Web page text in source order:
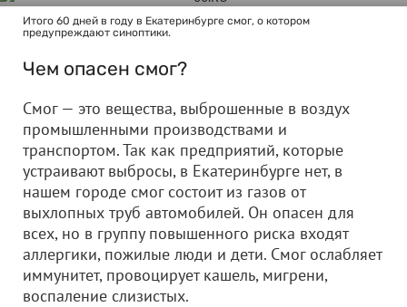
Итого 60 дней в году в Екатеринбурге смог, о котором
предупреждают синоптики.
Чем опасен смог?
Смог — это вещества, выброшенные в воздух
промышленными производствами и
транспортом. Так как предприятий, которые
устраивают выбросы, в Екатеринбурге нет, в
нашем городе смог состоит из газов от
выхлопных труб автомобилей. Он опасен для
всех, но в группу повышенного риска входят
аллергики, пожилые люди и дети. Смог ослабляет
иммунитет, провоцирует кашель, мигрени,
воспаление слизистых.